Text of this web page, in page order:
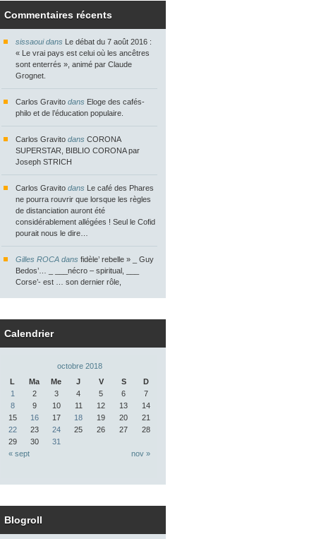
Commentaires récents
sissaoui dans Le débat du 7 août 2016 :
« Le vrai pays est celui où les ancêtres
sont enterrés », animé par Claude
Grognet.
Carlos Gravito dans Eloge des cafés-
philo et de l’éducation populaire.
Carlos Gravito dans CORONA
SUPERSTAR, BIBLIO CORONA par
Joseph STRICH
Carlos Gravito dans Le café des Phares
ne pourra rouvrir que lorsque les règles
de distanciation auront été
considérablement allégées ! Seul le Cofid
pourait nous le dire…
Gilles ROCA dans fidèle’ rebelle » _ Guy
Bedos’… _ ___nécro – spiritual, ___
Corse’- est … son dernier rôle,
Calendrier
octobre 2018
L
Ma Me J V S D
« sept nov »
1 2 3 4 5 6
7
8
9 10 11 12 13
14
15
16 17 18 19 20
21
22
23 24 25 26 27
28
29
30 31
Blogroll